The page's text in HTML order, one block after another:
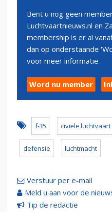
Bent u nog geen
Luchtvaartnieuws.nl en
membership is er al
dan op onderstaande
voor meer informatie.
Word nu member
f-35 civiele luchtvaart
defensie luchtmacht
Verstuur per e-mail
Meld u aan voor de
Tip de redactie